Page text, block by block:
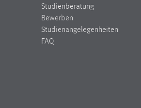
Studienberatung
Bewerben
Studienangelegenheiten
FAQ